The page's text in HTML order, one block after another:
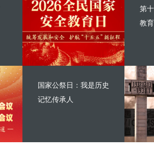
第
教
国家公祭日：我是历史
记忆传承人